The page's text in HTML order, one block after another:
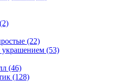
(22)
(53)
(46)
(128)